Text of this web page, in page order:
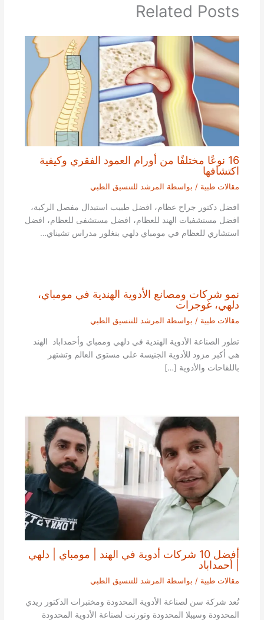
Related Posts
16 نوعًا مختلفًا من أورام العمود الفقري وكيفية
اكتشافها
مقالات طبية / بواسطة المرشد للتنسيق الطبي
افضل دكتور جراح عظام، افضل طبيب استبدال مفصل الركبة،
افضل مستشفيات الهند للعظام، افضل مستشفى للعظام، افضل
استشاري للعظام في مومباي دلهي بنغلور مدراس تشيناي…
نمو شركات ومصانع الأدوية الهندية في مومباي،
دلهي، غوجرات
مقالات طبية / بواسطة المرشد للتنسيق الطبي
تطور الصناعة الأدوية الهندية في دلهي وممباي وأحمداباد الهند
هي أكبر مزود للأدوية الجنيسة على مستوى العالم وتشتهر
باللقاحات والأدوية […]
أفضل 10 شركات أدوية في الهند | مومباي | دلهي
| أحمداباد
مقالات طبية / بواسطة المرشد للتنسيق الطبي
تُعد شركة سن لصناعة الأدوية المحدودة ومختبرات الدكتور ريدي
المحدودة وسيبلا المحدودة وتورنت لصناعة الأدوية المحدودة